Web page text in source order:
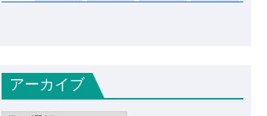
アーカイブ